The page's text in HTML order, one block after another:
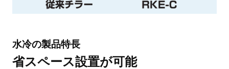
水冷の製品特長
省スペース設置が可能